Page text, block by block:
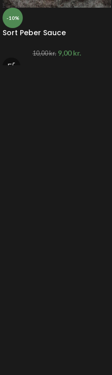
-10%
Sort Peber Sauce
10,00kr. 9,00kr.